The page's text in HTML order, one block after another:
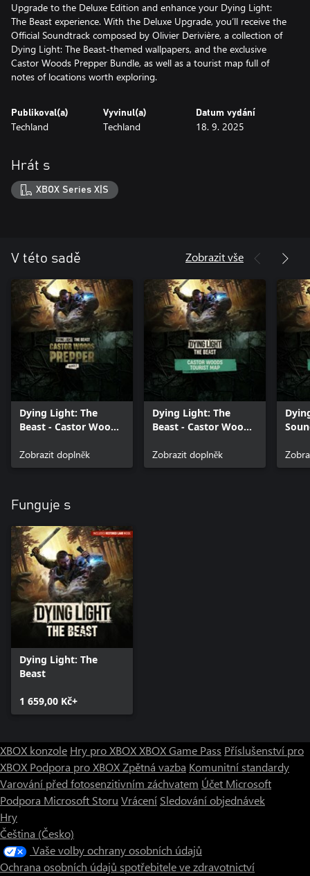
Upgrade to the Deluxe Edition and enhance your Dying Light:
The Beast experience. With the Deluxe Upgrade, you’ll receive the
Official Soundtrack composed by Olivier Derivière, a collection of
Dying Light: The Beast-themed wallpapers, and the exclusive
Castor Woods Prepper Bundle, as well as a tourist map full of
notes of locations worth exploring.
Publikoval(a)
Techland
Vyvinul(a)
Techland
Datum vydání
18. 9. 2025
Hrát s
XBOX Series X|S
V této sadě Zobrazit vše
Dying Light: The
Beast - Castor Woods
Zobrazit doplněk
Dying Light: The
Beast - Castor Woods
Zobrazit doplněk
Funguje s
Dying Light: The
Beast
1 659,00 Kč+
XBOX konzole Hry pro XBOXXBOX Game Pass Příslušenství pro
XBOX Podpora pro XBOXZpětná vazba Komunitní standardy
Varování před fotosenzitivním záchvatem Účet Microsoft
Podpora Microsoft Storu Vrácení Sledování objednávek
Hry
Čeština (Česko)
Vaše volby ochrany osobních údajů
Ochrana osobních údajů spotřebitele ve zdravotnictví